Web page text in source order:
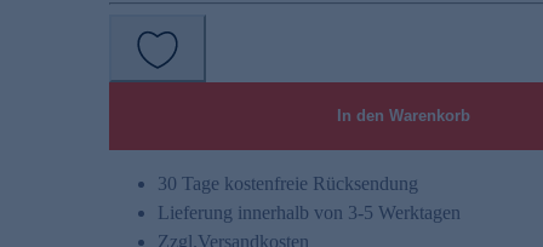
In den Warenkorb
30 Tage kostenfreie Rücksendung
Lieferung innerhalb von 3-5 Werktagen
Zzgl.Versandkosten